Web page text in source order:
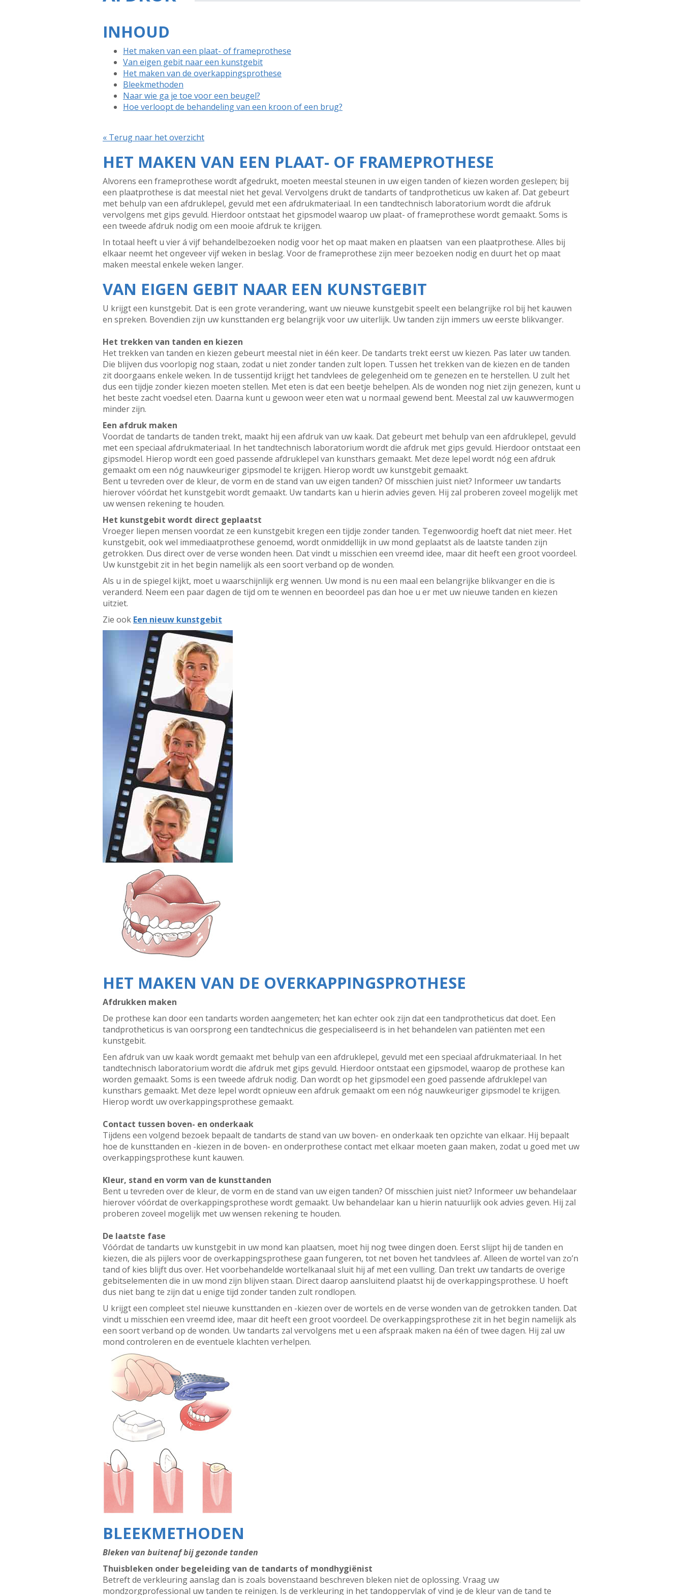
INHOUD
Het maken van een plaat- of frameprothese
Van eigen gebit naar een kunstgebit
Het maken van de overkappingsprothese
Bleekmethoden
Naar wie ga je toe voor een beugel?
Hoe verloopt de behandeling van een kroon of een brug?
« Terug naar het overzicht
HET MAKEN VAN EEN PLAAT- OF FRAMEPROTHESE
Alvorens een frameprothese wordt afgedrukt, moeten meestal steunen in uw eigen tanden of kiezen worden geslepen; bij
een plaatprothese is dat meestal niet het geval. Vervolgens drukt de tandarts of tandprotheticus uw kaken af. Dat gebeurt
met behulp van een afdruklepel, gevuld met een afdrukmateriaal. In een tandtechnisch laboratorium wordt die afdruk
vervolgens met gips gevuld. Hierdoor ontstaat het gipsmodel waarop uw plaat- of frameprothese wordt gemaakt. Soms is
een tweede afdruk nodig om een mooie afdruk te krijgen.
In totaal heeft u vier á vijf behandelbezoeken nodig voor het op maat maken en plaatsen van een plaatprothese. Alles bij
elkaar neemt het ongeveer vijf weken in beslag. Voor de frameprothese zijn meer bezoeken nodig en duurt het op maat
maken meestal enkele weken langer.
VAN EIGEN GEBIT NAAR EEN KUNSTGEBIT
U krijgt een kunstgebit. Dat is een grote verandering, want uw nieuwe kunstgebit speelt een belangrijke rol bij het kauwen
en spreken. Bovendien zijn uw kunsttanden erg belangrijk voor uw uiterlijk. Uw tanden zijn immers uw eerste blikvanger.
Het trekken van tanden en kiezen
Het trekken van tanden en kiezen gebeurt meestal niet in één keer. De tandarts trekt eerst uw kiezen. Pas later uw tanden.
Die blijven dus voorlopig nog staan, zodat u niet zonder tanden zult lopen. Tussen het trekken van de kiezen en de tanden
zit doorgaans enkele weken. In de tussentijd krijgt het tandvlees de gelegenheid om te genezen en te herstellen. U zult het
dus een tijdje zonder kiezen moeten stellen. Met eten is dat een beetje behelpen. Als de wonden nog niet zijn genezen, kunt u
het beste zacht voedsel eten. Daarna kunt u gewoon weer eten wat u normaal gewend bent. Meestal zal uw kauwvermogen
minder zijn.
Een afdruk maken
Voordat de tandarts de tanden trekt, maakt hij een afdruk van uw kaak. Dat gebeurt met behulp van een afdruklepel, gevuld
met een speciaal afdrukmateriaal. In het tandtechnisch laboratorium wordt die afdruk met gips gevuld. Hierdoor ontstaat een
gipsmodel. Hierop wordt een goed passende afdruklepel van kunsthars gemaakt. Met deze lepel wordt nóg een afdruk
gemaakt om een nóg nauwkeuriger gipsmodel te krijgen. Hierop wordt uw kunstgebit gemaakt.
Bent u tevreden over de kleur, de vorm en de stand van uw eigen tanden? Of misschien juist niet? Informeer uw tandarts
hierover vóórdat het kunstgebit wordt gemaakt. Uw tandarts kan u hierin advies geven. Hij zal proberen zoveel mogelijk met
uw wensen rekening te houden.
Het kunstgebit wordt direct geplaatst
Vroeger liepen mensen voordat ze een kunstgebit kregen een tijdje zonder tanden. Tegenwoordig hoeft dat niet meer. Het
kunstgebit, ook wel immediaatprothese genoemd, wordt onmiddellijk in uw mond geplaatst als de laatste tanden zijn
getrokken. Dus direct over de verse wonden heen. Dat vindt u misschien een vreemd idee, maar dit heeft een groot voordeel.
Uw kunstgebit zit in het begin namelijk als een soort verband op de wonden.
Als u in de spiegel kijkt, moet u waarschijnlijk erg wennen. Uw mond is nu een maal een belangrijke blikvanger en die is
veranderd. Neem een paar dagen de tijd om te wennen en beoordeel pas dan hoe u er met uw nieuwe tanden en kiezen
uitziet.
Zie ook Een nieuw kunstgebit
HET MAKEN VAN DE OVERKAPPINGSPROTHESE
Afdrukken maken
De prothese kan door een tandarts worden aangemeten; het kan echter ook zijn dat een tandprotheticus dat doet. Een
tandprotheticus is van oorsprong een tandtechnicus die gespecialiseerd is in het behandelen van patiënten met een
kunstgebit.
Een afdruk van uw kaak wordt gemaakt met behulp van een afdruklepel, gevuld met een speciaal afdrukmateriaal. In het
tandtechnisch laboratorium wordt die afdruk met gips gevuld. Hierdoor ontstaat een gipsmodel, waarop de prothese kan
worden gemaakt. Soms is een tweede afdruk nodig. Dan wordt op het gipsmodel een goed passende afdruklepel van
kunsthars gemaakt. Met deze lepel wordt opnieuw een afdruk gemaakt om een nóg nauwkeuriger gipsmodel te krijgen.
Hierop wordt uw overkappingsprothese gemaakt.
Contact tussen boven- en onderkaak
Tijdens een volgend bezoek bepaalt de tandarts de stand van uw boven- en onderkaak ten opzichte van elkaar. Hij bepaalt
hoe de kunsttanden en -kiezen in de boven- en onderprothese contact met elkaar moeten gaan maken, zodat u goed met uw
overkappingsprothese kunt kauwen.
Kleur, stand en vorm van de kunsttanden
Bent u tevreden over de kleur, de vorm en de stand van uw eigen tanden? Of misschien juist niet? Informeer uw behandelaar
hierover vóórdat de overkappingsprothese wordt gemaakt. Uw behandelaar kan u hierin natuurlijk ook advies geven. Hij zal
proberen zoveel mogelijk met uw wensen rekening te houden.
De laatste fase
Vóórdat de tandarts uw kunstgebit in uw mond kan plaatsen, moet hij nog twee dingen doen. Eerst slijpt hij de tanden en
kiezen, die als pijlers voor de overkappingsprothese gaan fungeren, tot net boven het tandvlees af. Alleen de wortel van zo’n
tand of kies blijft dus over. Het voorbehandelde wortelkanaal sluit hij af met een vulling. Dan trekt uw tandarts de overige
gebitselementen die in uw mond zijn blijven staan. Direct daarop aansluitend plaatst hij de overkappingsprothese. U hoeft
dus niet bang te zijn dat u enige tijd zonder tanden zult rondlopen.
U krijgt een compleet stel nieuwe kunsttanden en -kiezen over de wortels en de verse wonden van de getrokken tanden. Dat
vindt u misschien een vreemd idee, maar dit heeft een groot voordeel. De overkappingsprothese zit in het begin namelijk als
een soort verband op de wonden. Uw tandarts zal vervolgens met u een afspraak maken na één of twee dagen. Hij zal uw
mond controleren en de eventuele klachten verhelpen.
BLEEKMETHODEN
Bleken van buitenaf bij gezonde tanden
Thuisbleken onder begeleiding van de tandarts of mondhygiënist
Betreft de verkleuring aanslag dan is zoals bovenstaand beschreven bleken niet de oplossing. Vraag uw
mondzorgprofessional uw tanden te reinigen. Is de verkleuring in het tandoppervlak of vind je de kleur van de tand te